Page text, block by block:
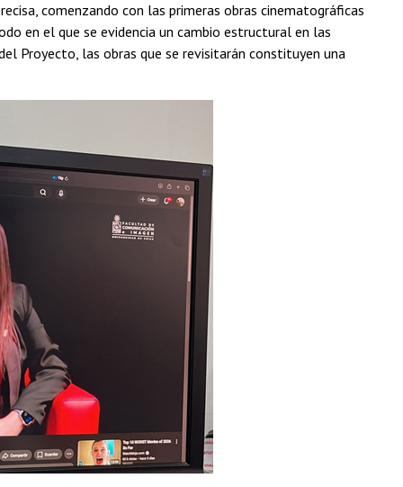
comenzando con las primeras obras cinematográficas
en el que se evidencia un cambio estructural en las
Proyecto, las obras que se revisitarán constituyen una